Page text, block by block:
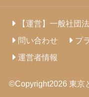
【運営】一般社団
問い合わせ
プ
運営者情報
©Copyright2026 東京